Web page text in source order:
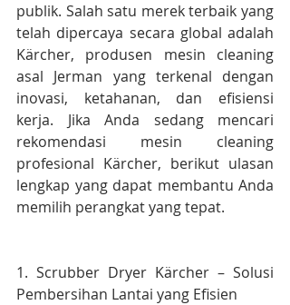
publik. Salah satu merek terbaik yang
telah dipercaya secara global adalah
Kärcher, produsen mesin cleaning
asal Jerman yang terkenal dengan
inovasi, ketahanan, dan efisiensi
kerja. Jika Anda sedang mencari
rekomendasi mesin cleaning
profesional Kärcher, berikut ulasan
lengkap yang dapat membantu Anda
memilih perangkat yang tepat.
1. Scrubber Dryer Kärcher – Solusi
Pembersihan Lantai yang Efisien